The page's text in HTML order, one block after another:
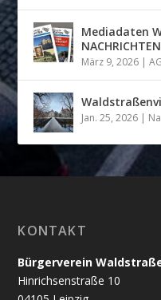
Mediadaten
März 9, 2026 |
Jan. 25, 2026 |
KONTAKT
Bürgerverein
Hinrichsenstraße 10